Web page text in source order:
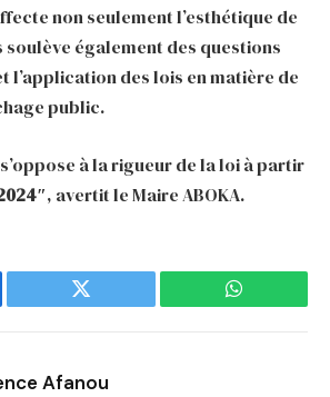
non seulement l’esthétique de
soulève également des questions
l’application des lois en matière de
public.
à la rigueur de la loi à partir
, avertit le Maire ABOKA.
Twitter WhatsApp
Afanou